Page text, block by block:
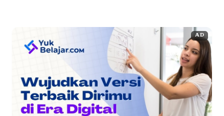
AD